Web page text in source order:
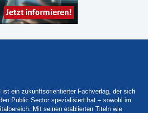
ist ein zukunftsorientierter Fachverlag, der sich
Public Sector spezialisiert hat – sowohl im
Mit seinen etablierten Titeln wie